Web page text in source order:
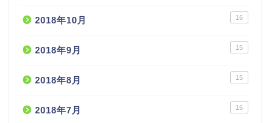
2018年10月 16
2018年9月 15
2018年8月 15
2018年7月 16